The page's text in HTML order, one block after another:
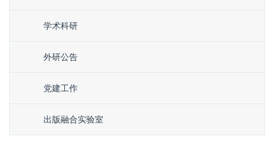
学术科研
外研公告
党建工作
出版融合实验室